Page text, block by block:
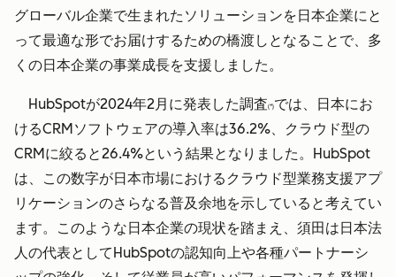
グローバル企業で生まれたソリューションを日本企業にと
って最適な形でお届けするための橋渡しとなることで、多
くの日本企業の事業成長を支援しました。
HubSpotが2024年2月に発表した調査(*)では、日本にお
けるCRMソフトウェアの導入率は36.2%、クラウド型の
CRMに絞ると26.4%という結果となりました。HubSpot
は、この数字が日本市場におけるクラウド型業務支援アプ
リケーションのさらなる普及余地を示していると考えてい
ます。このような日本企業の現状を踏まえ、須田は日本法
人の代表としてHubSpotの認知向上や各種パートナーシ